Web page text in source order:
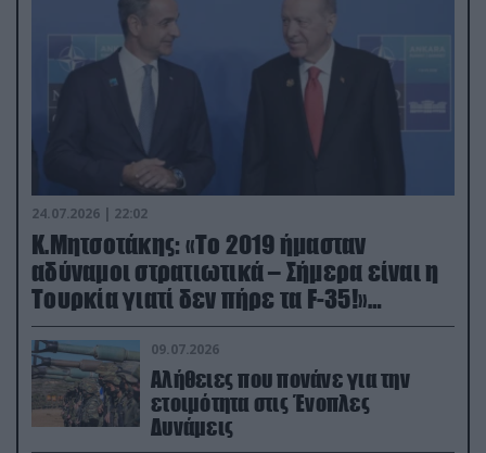
24.07.2026 | 22:02
Κ.Μητσοτάκης: «Το 2019 ήμασταν
αδύναμοι στρατιωτικά – Σήμερα είναι η
Τουρκία γιατί δεν πήρε τα F-35!»
(βίντεο)
09.07.2026
Αλήθειες που πονάνε για την
ετοιμότητα στις Ένοπλες
Δυνάμεις